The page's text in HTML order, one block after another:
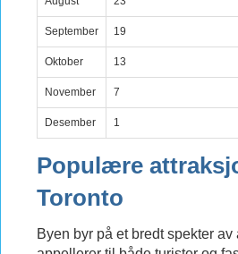
September 19
Oktober 13
November 7
Desember 1
Populære
Toronto
Byen byr på et bredt spekter